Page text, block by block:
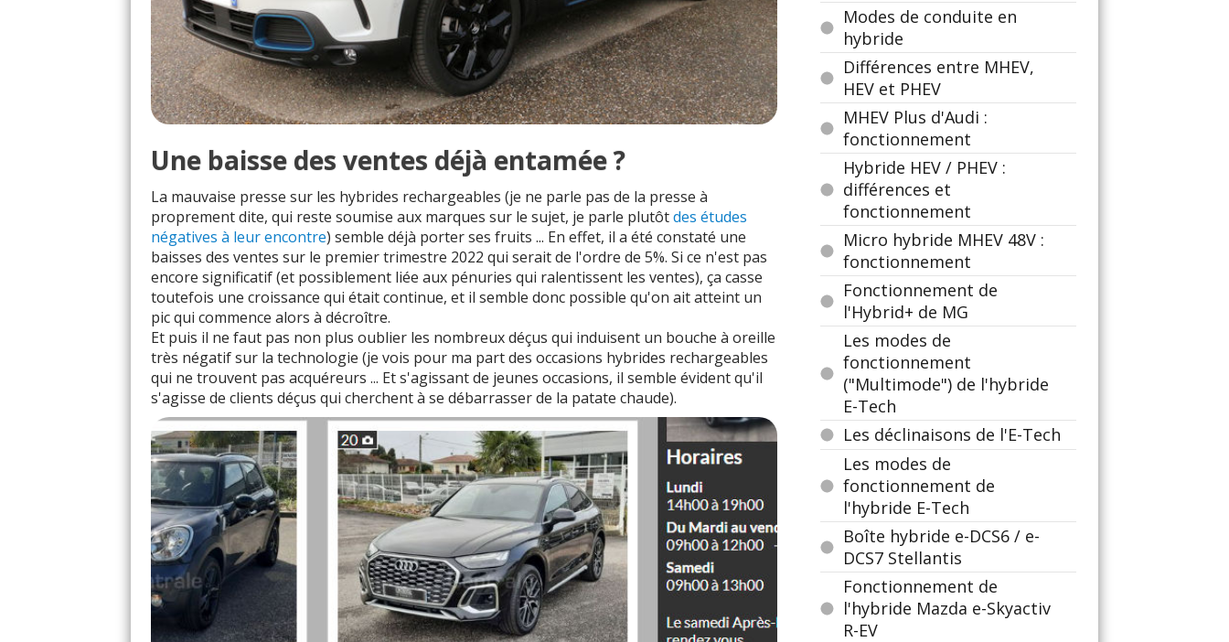
Une baisse des ventes déjà entamée ?
La mauvaise presse sur les hybrides rechargeables (je ne parle pas de la presse à
proprement dite, qui reste soumise aux marques sur le sujet, je parle plutôtdes études
négatives à leur encontre) semble déjà porter ses fruits ... En effet, il a été constaté une
baisses des ventes sur le premier trimestre 2022 qui serait de l'ordre de 5%. Si ce n'est pas
encore significatif (et possiblement liée aux pénuries qui ralentissent les ventes), ça casse
toutefois une croissance qui était continue, et il semble donc possible qu'on ait atteint un
pic qui commence alors à décroître.
Et puis il ne faut pas non plus oublier les nombreux déçus qui induisent un bouche à oreille
très négatif sur la technologie (je vois pour ma part des occasions hybrides rechargeables
qui ne trouvent pas acquéreurs ... Et s'agissant de jeunes occasions, il semble évident qu'il
s'agisse de clients déçus qui cherchent à se débarrasser de la patate chaude).
Modes de conduite en
hybride
Différences entre MHEV,
HEV et PHEV
MHEV Plus d'Audi :
fonctionnement
Hybride HEV / PHEV :
différences et
fonctionnement
Micro hybride MHEV 48V :
fonctionnement
Fonctionnement de
l'Hybrid+ de MG
Les modes de
fonctionnement
("Multimode") de l'hybride
E-Tech
Les déclinaisons de l'E-Tech
Les modes de
fonctionnement de
l'hybride E-Tech
Boîte hybride e-DCS6 / e-
DCS7 Stellantis
Fonctionnement de
l'hybride Mazda e-Skyactiv
R-EV